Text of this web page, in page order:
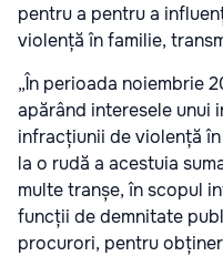
pentru a pentru a
violență în familie,
„În perioada noiembrie
apărând interesele unui
infracțiunii de violență
la o rudă a acestuia
multe tranșe, în scopul
funcții de demnitate
procurori, pentru